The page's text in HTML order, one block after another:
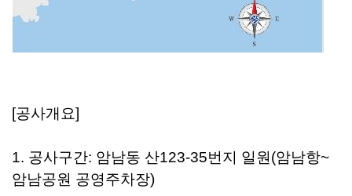
[공사개요]
1. 공사구간: 암남동 산123-35번지 일원(암남항~
암남공원 공영주차장)